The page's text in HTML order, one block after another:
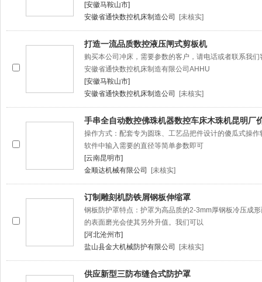
[安徽马鞍山市]
安徽省通快数控机床制造公司
[未核实]
打造一流品质数控液压闸式剪板机
购买本公司冲床，需要参数的客户，请电话或者联系我
安徽省通快数控机床制造有限公司AHHU
[安徽马鞍山市]
安徽省通快数控机床制造公司
[未核实]
手串全自动数控佛珠机器数控车床木珠机昆明厂
操作方式：配套专为圆珠、工艺品把件设计的傻瓜式操
软件中输入需要的直径等简单参数即可
[云南昆明市]
金顺达机械有限公司
[未核实]
订制雕刻机防铁屑钢板伸缩罩
钢板防护罩特点：护罩为高品质的2-3mm厚钢板冷压成
的表面磨光会使其另外升值。我们可以
[河北沧州市]
盐山县金大机械防护有限公司
[未核实]
供应新型三防布缝合式防护罩